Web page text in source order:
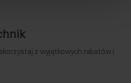
z wyjątkowych rabatów i